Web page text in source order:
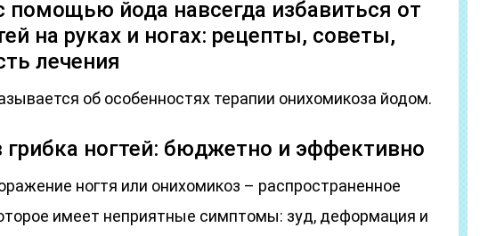
йода навсегда избавиться от
на руках и ногах: рецепты, советы,
лечения
об особенностях терапии онихомикоза йодом.
грибка ногтей: бюджетно и эффективно
ногтя или онихомикоз – распространенное
имеет неприятные симптомы: зуд, деформация и